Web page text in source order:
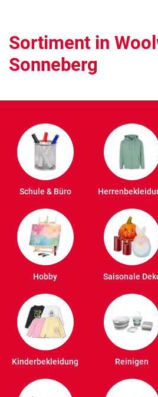
Sortiment in
Sonneberg
Schule & Büro
Hobby Saisonale
Kinderbekleidung Reinigen